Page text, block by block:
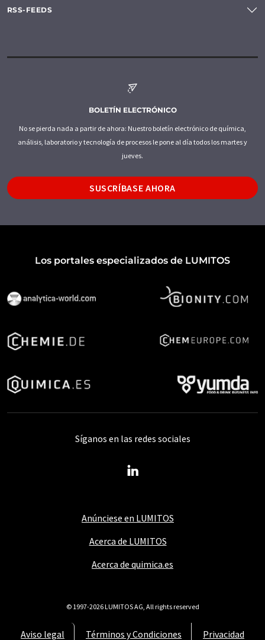
RSS-FEEDS
BOLETÍN ELECTRÓNICO
No se pierda nada a partir de ahora: Nuestro boletín electrónico de química,
análisis, laboratorio y tecnología de procesos le pone al día todos los martes y
jueves.
SUSCRÍBASE AHORA
Los portales especializados de LUMITOS
Anúnciese en LUMITOS
Acerca de LUMITOS
Acerca de quimica.es
Aviso legal Términos y Condiciones Privacidad
Síganos en las redes sociales
© 1997-2026 LUMITOS AG, All rights reserved